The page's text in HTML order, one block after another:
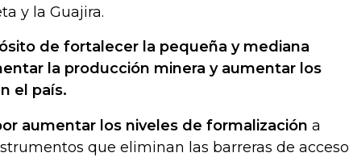
y la Guajira.
de fortalecer la pequeña y mediana
la producción minera y aumentar los
el país.
aumentar los niveles de formalización a
que eliminan las barreras de acceso